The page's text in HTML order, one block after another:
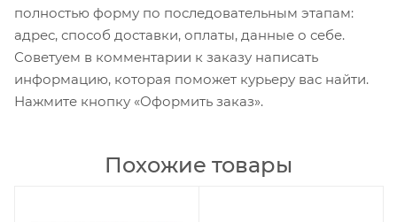
полностью форму по последовательным этапам:
адрес, способ доставки, оплаты, данные о себе.
Советуем в комментарии к заказу написать
информацию, которая поможет курьеру вас найти.
Нажмите кнопку «Оформить заказ».
Похожие товары